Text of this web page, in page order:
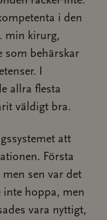
i den
min kirurg,
som behärskar
I
allra flesta
väldigt bra.
att
Första
sen var det
inte hoppa, men
vara nyttigt,